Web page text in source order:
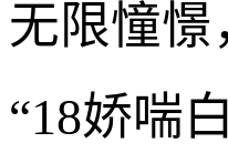
无限憧
“18娇喘